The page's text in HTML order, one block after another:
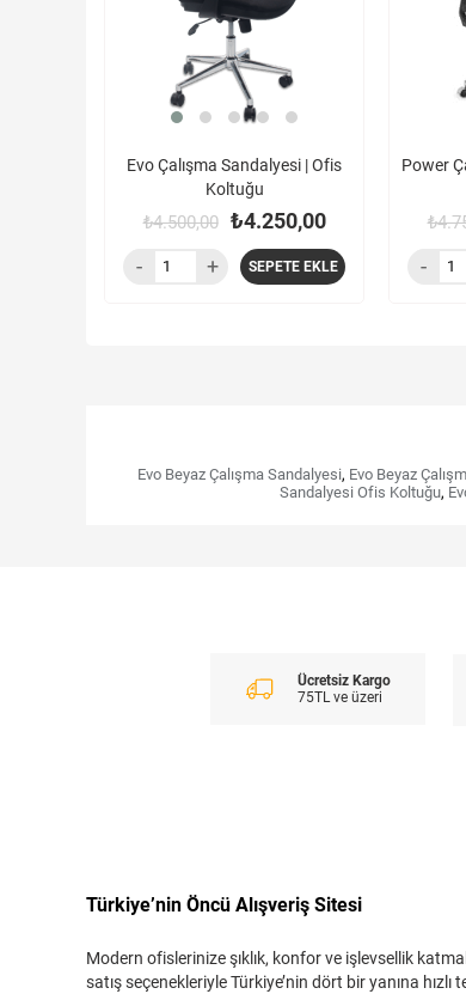
Evo Çalışma Sandalyesi | Ofis
Koltuğu
₺4.250,00
₺4.500,00
SEPETE EKLE
Power
Evo Beyaz Çalışma Sandalyesi, Evo Beyaz
Sandalyesi Ofis Koltuğu,
Ücretsiz Kargo
75TL ve üzeri
Türkiye’nin Öncü Alışveriş Sitesi
Modern ofislerinize şıklık, konfor ve işlevsellik
satış seçenekleriyle Türkiye’nin dört bir yanına